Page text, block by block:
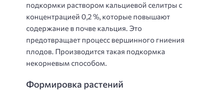
подкормки раствором кальциевой селитры с
концентрацией 0,2 %, которые повышают
содержание в почве кальция. Это
предотвращает процесс вершинного гниения
плодов. Производится такая подкормка
некорневым способом.
Формировка растений